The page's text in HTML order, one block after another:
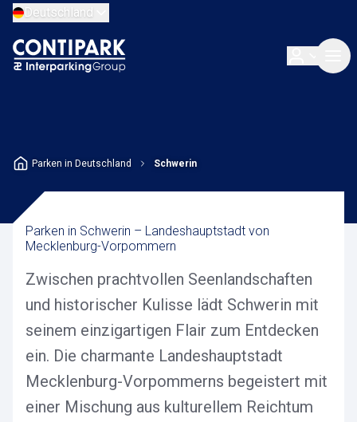
Deutschland
Parken in Deutschland Schwerin
Parken in Schwerin – Landeshauptstadt von
Mecklenburg-Vorpommern
Zwischen prachtvollen Seenlandschaften
und historischer Kulisse lädt Schwerin mit
seinem einzigartigen Flair zum Entdecken
ein. Die charmante Landeshauptstadt
Mecklenburg-Vorpommerns begeistert mit
einer Mischung aus kulturellem Reichtum